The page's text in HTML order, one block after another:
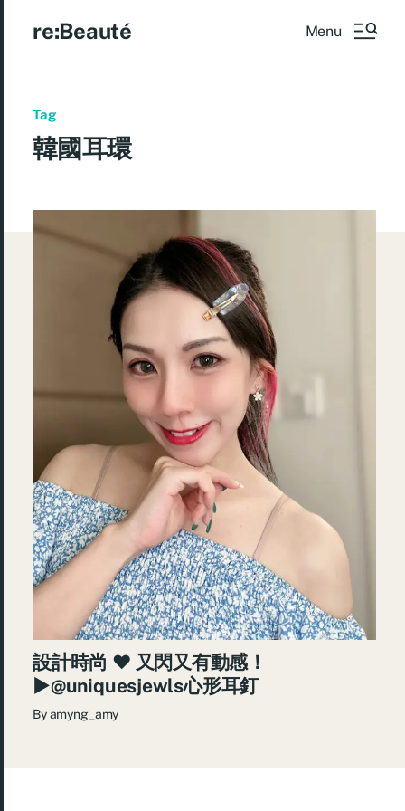
re:Beauté Menu
Tag
韓國耳環
設計時尚 ♥ 又閃又有動感！
►@uniquesjewls心形耳釘
Byamyng_amy